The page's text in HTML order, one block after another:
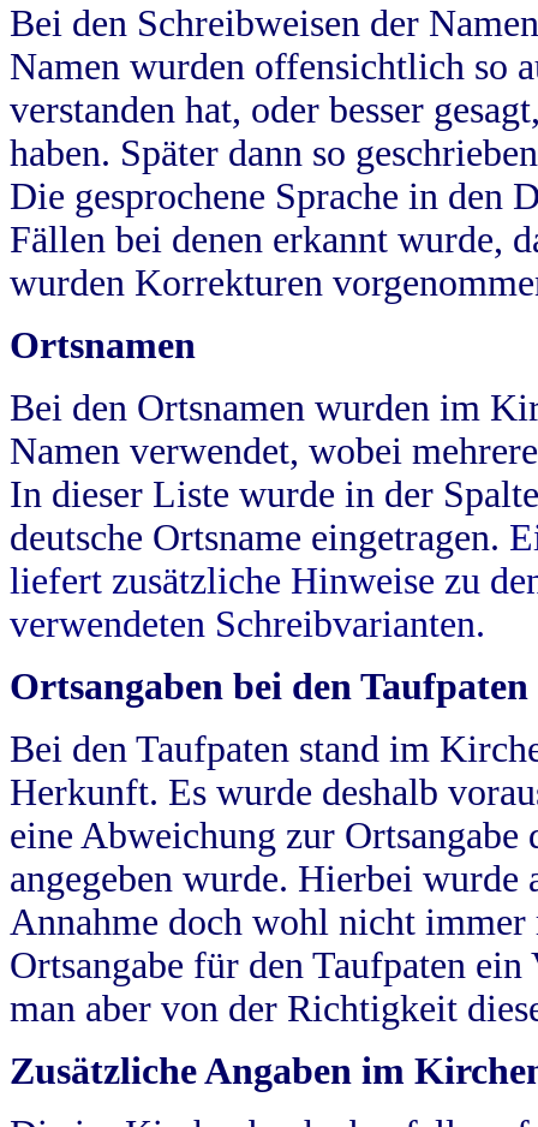
Bei den Schreibweisen der
Namen wurden offensichtlich so
verstanden hat, oder besser
haben. Später dann so
Die gesprochene Sprache in
Fällen bei denen erkannt wurde,
wurden Korrekturen
Ortsnamen
Bei den Ortsnamen wurden im
Namen verwendet, wobei
In dieser Liste wurde in der
deutsche Ortsname eingetragen.
liefert zusätzliche Hinweise zu
verwendeten Schreibvarianten.
Ortsangaben bei den Taufpaten
Bei den Taufpaten stand im
Herkunft. Es wurde deshalb
eine Abweichung zur
angegeben wurde. Hierbei wurde
Annahme doch wohl nicht
Ortsangabe für den Taufpaten
man aber von der Richtigkeit
Zusätzliche Angaben im